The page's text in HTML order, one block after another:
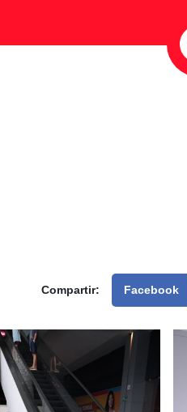
Compartir: Facebook